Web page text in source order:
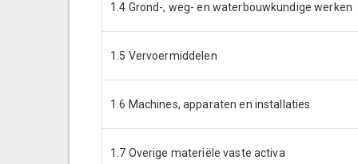
1.4 Grond-, weg- en waterbouwkundige werken
1.5 Vervoermiddelen
1.6 Machines, apparaten en installaties
1.7 Overige materiële vaste activa